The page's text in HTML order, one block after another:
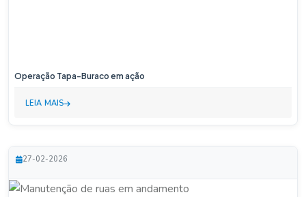
Operação Tapa-Buraco em ação
LEIA MAIS
27-02-2026